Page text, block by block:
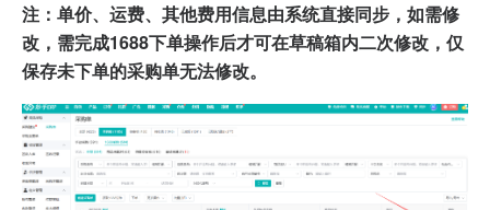
注：单价、运费、其他费用信息由系统直接同步，如需修
改，需完成1688下单操作后才可在草稿箱内二次修改，仅
保存未下单的采购单无法修改。